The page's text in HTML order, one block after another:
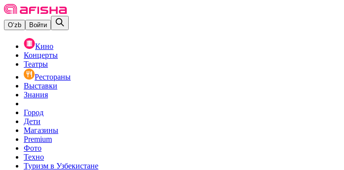
O‘zb Войти
Кино
Концерты
Театры
Рестораны
Выставки
Знания
Город
Дети
Магазины
Premium
Фото
Техно
Туризм в Узбекистане